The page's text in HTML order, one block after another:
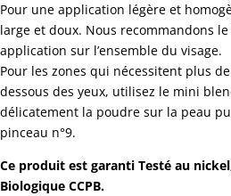
Pour une application légère et
large et doux. Nous recommandons
application sur l’ensemble du visage.
Pour les zones qui nécessitent plus
dessous des yeux, utilisez le mini
délicatement la poudre sur la peau
pinceau n°9.
Ce produit est garanti Testé au
Biologique CCPB.